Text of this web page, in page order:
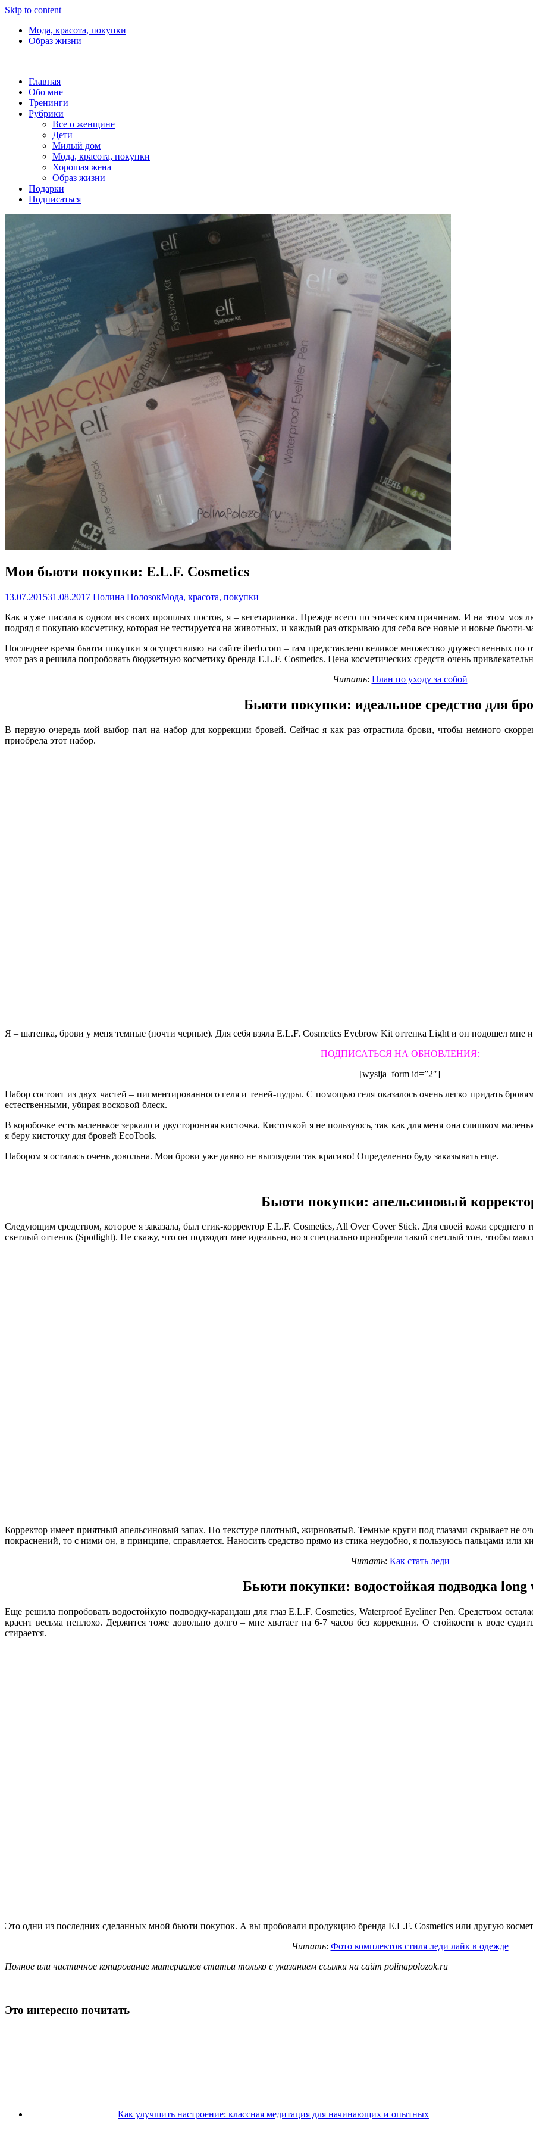
Skip to content
Мода, красота, покупки
Образ жизни
Главная
Обо мне
Тренинги
Рубрики
Все о женщине
Дети
Милый дом
Мода, красота, покупки
Хорошая жена
Образ жизни
Подарки
Подписаться
Мои бьюти покупки: E.L.F. Cosmetics
13.07.201531.08.2017 Полина ПолозокМода, красота, покупки
Как я уже писала в одном из своих прошлых постов, я – вегетарианка. Прежде всего по этическим причинам. И на этом моя
подряд я покупаю косметику, которая не тестируется на животных, и каждый раз открываю для себя все новые и новые бьюти-
Последнее время бьюти покупки я осуществляю на сайте iherb.com – там представлено великое множество дружественных
этот раз я решила попробовать бюджетную косметику бренда E.L.F. Cosmetics. Цена косметических средств очень
Читать: План по уходу за собой
Бьюти покупки: идеальное средство для
В первую очередь мой выбор пал на набор для коррекции бровей. Сейчас я как раз отрастила брови, чтобы немного
приобрела этот набор.
Я – шатенка, брови у меня темные (почти черные). Для себя взяла E.L.F. Cosmetics Eyebrow Kit оттенка Light и он подошел мне
ПОДПИСАТЬСЯ НА ОБНОВЛЕНИЯ:
[wysija_form id=”2″]
Набор состоит из двух частей – пигментированного геля и теней-пудры. С помощью геля оказалось очень легко придать
естественными, убирая восковой блеск.
В коробочке есть маленькое зеркало и двусторонняя кисточка. Кисточкой я не пользуюсь, так как для меня она слишком
я беру кисточку для бровей EcoTools.
Набором я осталась очень довольна. Мои брови уже давно не выглядели так красиво! Определенно буду заказывать еще.
Бьюти покупки: апельсиновый
Следующим средством, которое я заказала, был стик-корректор E.L.F. Cosmetics, All Over Cover Stick. Для своей кожи среднего
светлый оттенок (Spotlight). Не скажу, что он подходит мне идеально, но я специально приобрела такой светлый тон, чтобы
Корректор имеет приятный апельсиновый запах. По текстуре плотный, жирноватый. Темные круги под глазами скрывает не
покраснений, то с ними он, в принципе, справляется. Наносить средство прямо из стика неудобно, я пользуюсь пальцами или
Читать: Как стать леди
Бьюти покупки: водостойкая подводка long
Еще решила попробовать водостойкую подводку-карандаш для глаз E.L.F. Cosmetics, Waterproof Eyeliner Pen. Средством
красит весьма неплохо. Держится тоже довольно долго – мне хватает на 6-7 часов без коррекции. О стойкости к воде
стирается.
Это одни из последних сделанных мной бьюти покупок. А вы пробовали продукцию бренда E.L.F. Cosmetics или другую
Читать: Фото комплектов стиля леди лайк в одежде
Полное или частичное копирование материалов статьи только с указанием ссылки на сайт polinapolozok.ru
Это интересно почитать
Как улучшить настроение: классная медитация для начинающих и опытных